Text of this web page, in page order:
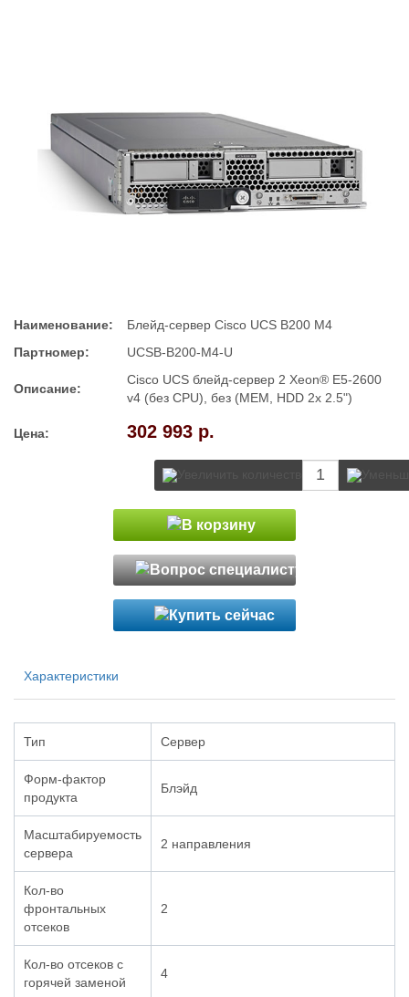
Наименование:
Блейд-сервер Cisco UCS B200 M4
Партномер:
UCSB-B200-M4-U
Описание:
Cisco UCS блейд-сервер 2 Xeon® E5-2600
v4 (без CPU), без (MEM, HDD 2x 2.5")
Цена: 302 993 р.
Характеристики
Тип Сервер
Форм-фактор
продукта
Блэйд
Масштабируемость
сервера
2 направления
Кол-во
фронтальных
отсеков
2
Кол-во отсеков с
горячей заменой
4